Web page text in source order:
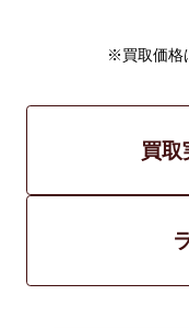
※買取価格
買取